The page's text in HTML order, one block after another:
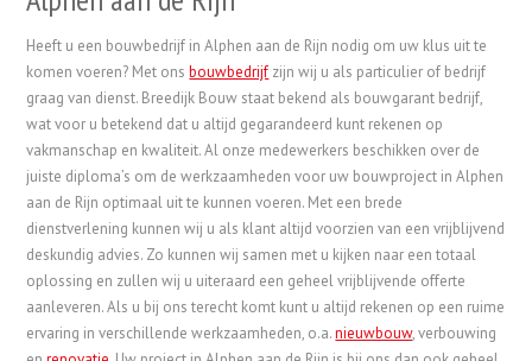
Heeft u een bouwbedrijf in Alphen aan de Rijn nodig om uw klus uit te
komen voeren? Met onsbouwbedrijf zijn wij u als particulier of bedrijf
graag van dienst. Breedijk Bouw staat bekend als bouwgarant bedrijf,
wat voor u betekend dat u altijd gegarandeerd kunt rekenen op
vakmanschap en kwaliteit. Al onze medewerkers beschikken over de
juiste diploma’s om de werkzaamheden voor uw bouwproject in Alphen
aan de Rijn optimaal uit te kunnen voeren. Met een brede
dienstverlening kunnen wij u als klant altijd voorzien van een vrijblijvend
deskundig advies. Zo kunnen wij samen met u kijken naar een totaal
oplossing en zullen wij u uiteraard een geheel vrijblijvende offerte
aanleveren. Als u bij ons terecht komt kunt u altijd rekenen op een ruime
ervaring in verschillende werkzaamheden, o.a.nieuwbouw, verbouwing